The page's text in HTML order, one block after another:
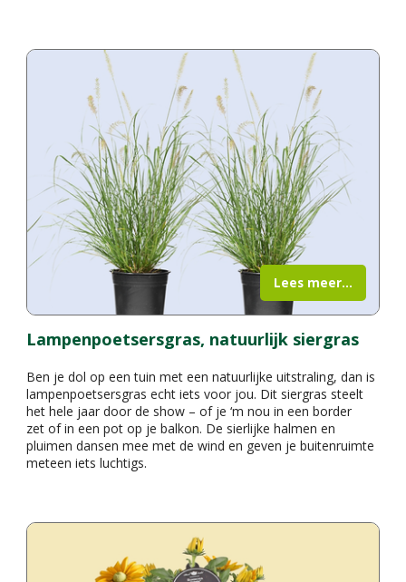
Lampenpoetsersgras, natuurlijk siergras
Ben je dol op een tuin met een natuurlijke uitstraling, dan is
lampenpoetsersgras echt iets voor jou. Dit siergras steelt
het hele jaar door de show – of je ‘m nou in een border
zet of in een pot op je balkon. De sierlijke halmen en
pluimen dansen mee met de wind en geven je buitenruimte
meteen iets luchtigs.
Lees meer...